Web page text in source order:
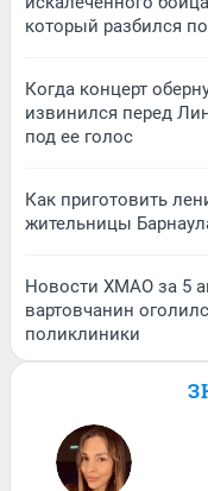
который разбился
Когда концерт
извинился перед
под ее голос
Как приготовить
жительницы
Новости ХМАО за 5
вартовчанин
поликлиники